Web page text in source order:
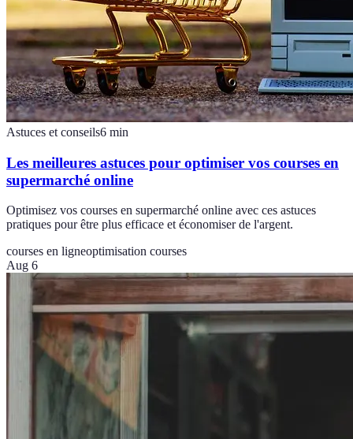
Astuces et conseils6 min
Les meilleures astuces pour optimiser vos courses en
supermarché online
Optimisez vos courses en supermarché online avec ces astuces
pratiques pour être plus efficace et économiser de l'argent.
courses en ligneoptimisation courses
Aug 6